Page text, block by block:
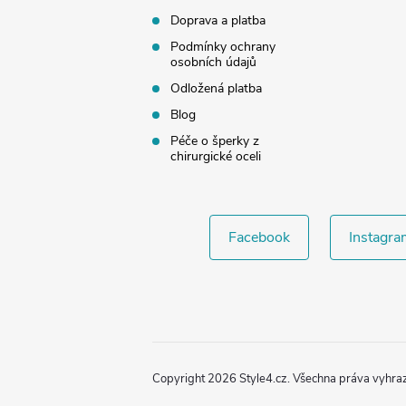
Doprava a platba
Podmínky ochrany
osobních údajů
Odložená platba
Blog
Péče o šperky z
chirurgické oceli
Facebook
Copyright 2026 Style4.cz. Všechna práva